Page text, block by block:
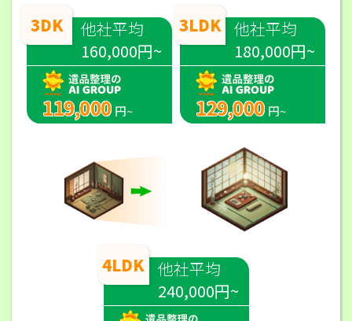
3DK
他社平均
160,000円~
119,000 円~
4LDK 他社平均
240,000円~
3LDK 他社平均
180,000円~
129,000 円~